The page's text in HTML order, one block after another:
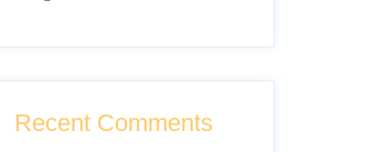
Recent Comments